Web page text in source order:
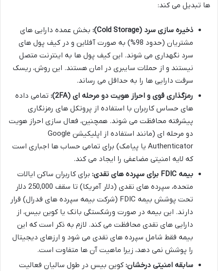
ها تبدیل می کند:
ذخیره سازی سرد (Cold Storage):
بخش عمده دارایی های
مشتریان (حدود 98%) به صورت آفلاین و در کیف پول های
سرد نگهداری می شوند. این کیف پول ها به اینترنت متصل
نیستند و از حملات سایبری در امان هستند. این روش، ریسک
سرقت دارایی ها را به حداقل می رساند.
رمزگذاری قوی و احراز هویت دو مرحله ای (2FA):
تمامی داده
های حساس کاربران با استفاده از پروتکل های رمزنگاری
پیشرفته محافظت می شوند. همچنین، فعال سازی احراز هویت
دو مرحله ای (مانند استفاده از اپلیکیشن Google
Authenticator یا پیامک) برای تمامی حساب ها اجباری است
که لایه امنیتی مضاعفی را ایجاد می کند.
بیمه FDIC برای سپرده های نقدی:
برای کاربران ساکن ایالات
متحده، سپرده های نقدی (دلار آمریکا) تا سقف 250,000 دلار
تحت پوشش بیمه FDIC (شرکت بیمه سپرده های فدرال) قرار
دارند. این بیمه در صورت ورشکستگی بانک یا کوین بیس، از
دارایی های نقدی محافظت می کند. لازم به ذکر است که این
بیمه فقط شامل سپرده های نقدی می شود و ارزهای دیجیتال
را پوشش نمی دهد، زیرا ماهیت آن ها متفاوت است.
سابقه امنیتی درخشان: کوین بیس در طول سالیان فعالیت